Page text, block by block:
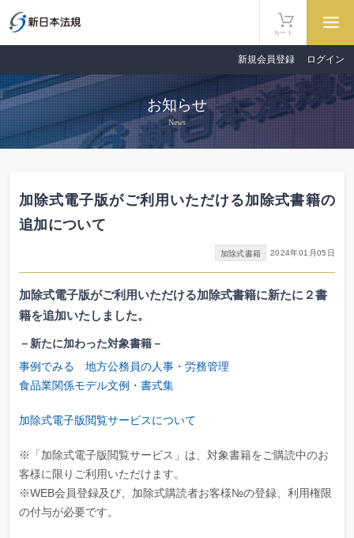
カート
新規会員登録 ログイン
お知らせ
News
加除式電子版がご利用いただける加除式書籍の
追加について
加除式書籍 2024年01月05日
加除式電子版がご利用いただける加除式書籍に新たに２書
籍を追加いたしました。
－新たに加わった対象書籍－
事例でみる 地方公務員の人事・労務管理
食品業関係モデル文例・書式集
加除式電子版閲覧サービスについて
※「加除式電子版閲覧サービス」は、対象書籍をご購読中のお
客様に限りご利用いただけます。
※WEB会員登録及び、加除式購読者お客様№の登録、利用権限
の付与が必要です。